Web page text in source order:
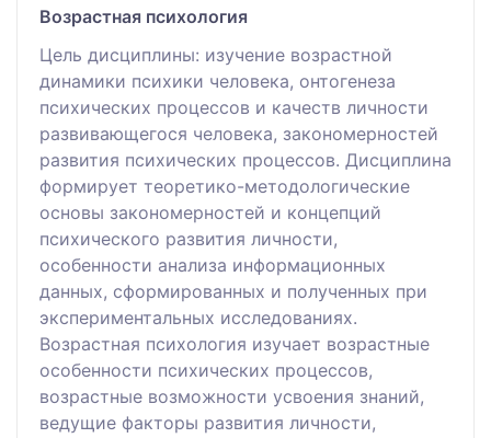
Возрастная психология
Цель дисциплины: изучение возрастной
динамики психики человека, онтогенеза
психических процессов и качеств личности
развивающегося человека, закономерностей
развития психических процессов. Дисциплина
формирует теоретико-методологические
основы закономерностей и концепций
психического развития личности,
особенности анализа информационных
данных, сформированных и полученных при
экспериментальных исследованиях.
Возрастная психология изучает возрастные
особенности психических процессов,
возрастные возможности усвоения знаний,
ведущие факторы развития личности,